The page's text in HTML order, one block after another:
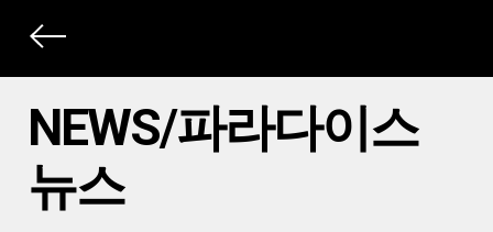
상
NEWS/파라다이스
뉴스